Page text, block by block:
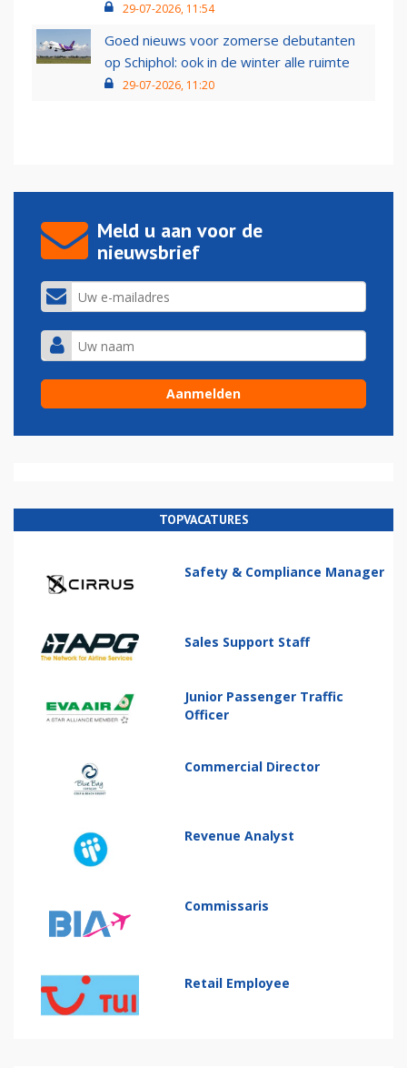
29-07-2026, 11:54
Goed nieuws voor zomerse debutanten
op Schiphol: ook in de winter alle ruimte
29-07-2026, 11:20
Meld u aan voor de
nieuwsbrief
TOPVACATURES
Safety & Compliance Manager
Sales Support Staff
Junior Passenger Traffic
Officer
Commercial Director
Revenue Analyst
Commissaris
Retail Employee